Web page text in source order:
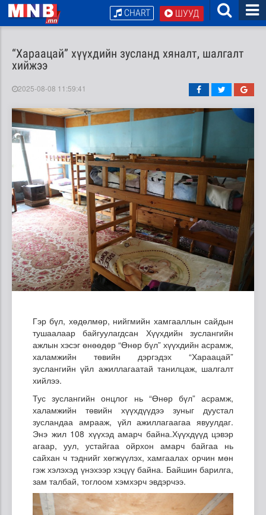
ШУУД
CHART
“Хараацай” хүүхдийн зусланд хяналт, шалгалт
хийжээ
2025-08-08 11:59:41
Гэр бүл, хөдөлмөр, нийгмийн хамгааллын сайдын
тушаалаар байгуулагдсан Хүүхдийн зуслангийн
ажлын хэсэг өнөөдөр “Өнөр бүл” хүүхдийн асрамж,
халамжийн төвийн дэргэдэх “Хараацай”
зуслангийн үйл ажиллагаатай танилцаж, шалгалт
хийлээ.
Тус зуслангийн онцлог нь “Өнөр бүл” асрамж,
халамжийн төвийн хүүхдүүдээ зуныг дуустал
зусландаа амрааж, үйл ажиллагаагаа явуулдаг.
Энэ жил 108 хүүхэд амарч байна.Хүүхдүүд цэвэр
агаар, уул, устайгаа ойрхон амарч байгаа нь
сайхан ч тэднийг хөгжүүлэх, хамгаалах орчин мөн
гэж хэлэхэд үнэхээр хэцүү байна. Байшин барилга,
зам талбай, тоглоом хэмхэрч эвдэрчээ.